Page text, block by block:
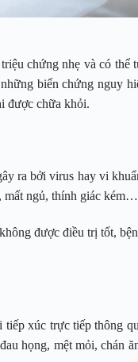
chứng nhẹ và có thể
biến chứng nguy
được chữa khỏi.
ra bởi virus hay vi
mất ngủ, thính giác kém…
được điều trị tốt,
xúc trực tiếp thông
họng, mệt mỏi, chán